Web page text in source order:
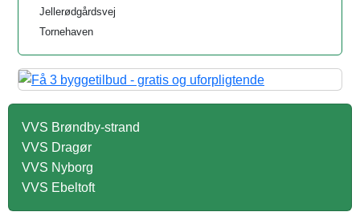
Jellerødgårdsvej
Tornehaven
VVS Brøndby-strand
VVS Dragør
VVS Nyborg
VVS Ebeltoft